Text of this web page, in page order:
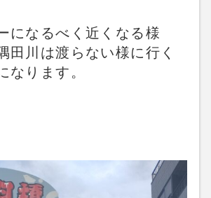
になるべく近くなる様
田川は渡らない様に行く
なります。